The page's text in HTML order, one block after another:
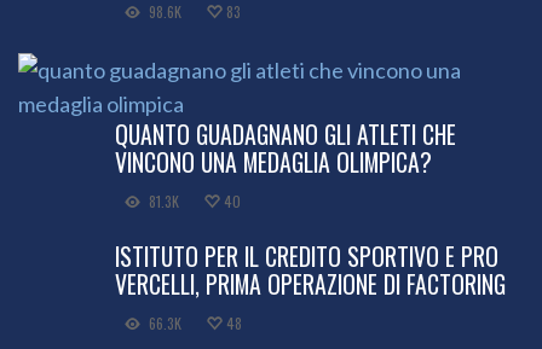
98.6K 83
QUANTO GUADAGNANO GLI ATLETI CHE
VINCONO UNA MEDAGLIA OLIMPICA?
81.3K 40
ISTITUTO PER IL CREDITO SPORTIVO E PRO
VERCELLI, PRIMA OPERAZIONE DI FACTORING
66.3K 48